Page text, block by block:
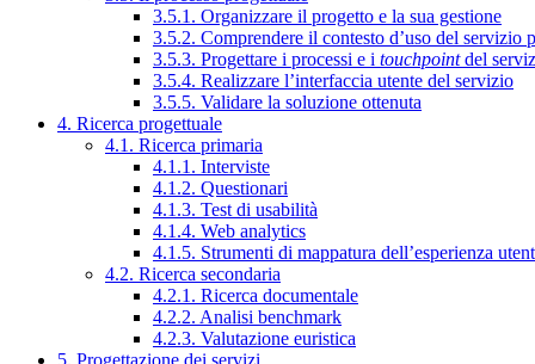
3.5.1. Organizzare il progetto e la sua gestione
3.5.2. Comprendere il contesto d’uso del servizio
3.5.3. Progettare i processi e i touchpointdel
3.5.4. Realizzare l’interfaccia utente del servizio
3.5.5. Validare la soluzione ottenuta
4. Ricerca progettuale
4.1. Ricerca primaria
4.1.1. Interviste
4.1.2. Questionari
4.1.3. Test di usabilità
4.1.4. Web analytics
4.1.5. Strumenti di mappatura dell’esperienza
4.2. Ricerca secondaria
4.2.1. Ricerca documentale
4.2.2. Analisi benchmark
4.2.3. Valutazione euristica
5. Progettazione dei servizi